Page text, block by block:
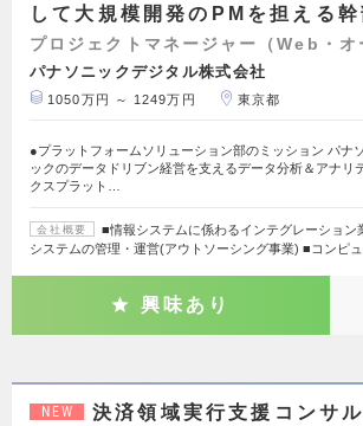
して大規模開発のPMを担える幹
プロジェクトマネージャー（Web・オ
パナソニックデジタル株式会社
1050万円 ～ 1249万円 東京都
●プラットフォームソリューション部のミッション パナ
ックのデータドリブン経営を支えるデータ分析＆アナリ
クスプラット…
会社概要
■情報システムに係わるインテグレーション
システムの管理・運営(アウトソーシング事業) ■コンピ
興味あり
NEW
決済領域実行支援コンサ